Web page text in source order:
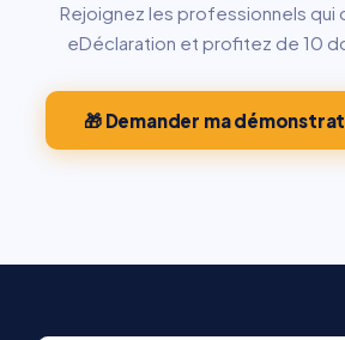
Rejoignez les professionnels qui
eDéclaration et profitez de 10
🎁 Demander ma